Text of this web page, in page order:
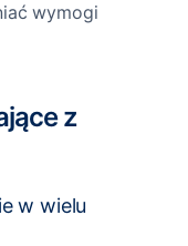
wymogi
z
w wielu